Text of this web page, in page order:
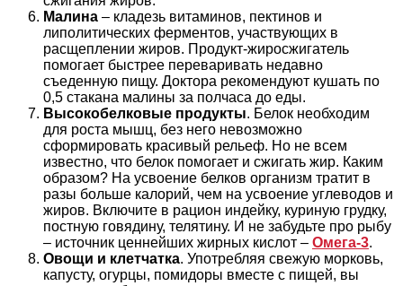
Малина – кладезь витаминов, пектинов и
липолитических ферментов, участвующих в
расщеплении жиров. Продукт-жиросжигатель
помогает быстрее переваривать недавно
съеденную пищу. Доктора рекомендуют кушать по
0,5 стакана малины за полчаса до еды.
Высокобелковые продукты. Белок необходим
для роста мышц, без него невозможно
сформировать красивый рельеф. Но не всем
известно, что белок помогает и сжигать жир. Каким
образом? На усвоение белков организм тратит в
разы больше калорий, чем на усвоение углеводов и
жиров. Включите в рацион индейку, куриную грудку,
постную говядину, телятину. И не забудьте про рыбу
– источник ценнейших жирных кислот – Омега-3.
Овощи и клетчатка. Употребляя свежую морковь,
капусту, огурцы, помидоры вместе с пищей, вы